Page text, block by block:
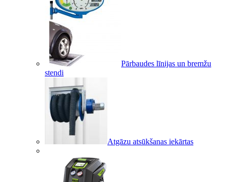
Pārbaudes līnijas un bremžu
stendi
Atgāzu atsūkšanas iekārtas